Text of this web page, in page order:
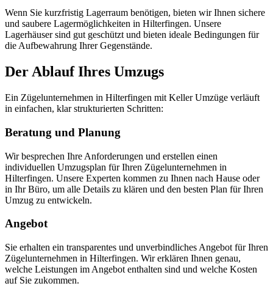
Wenn Sie kurzfristig Lagerraum benötigen, bieten wir Ihnen sichere
und saubere Lagermöglichkeiten in Hilterfingen. Unsere
Lagerhäuser sind gut geschützt und bieten ideale Bedingungen für
die Aufbewahrung Ihrer Gegenstände.
Der Ablauf Ihres Umzugs
Ein Zügelunternehmen in Hilterfingen mit Keller Umzüge verläuft
in einfachen, klar strukturierten Schritten:
Beratung und Planung
Wir besprechen Ihre Anforderungen und erstellen einen
individuellen Umzugsplan für Ihren Zügelunternehmen in
Hilterfingen. Unsere Experten kommen zu Ihnen nach Hause oder
in Ihr Büro, um alle Details zu klären und den besten Plan für Ihren
Umzug zu entwickeln.
Angebot
Sie erhalten ein transparentes und unverbindliches Angebot für Ihren
Zügelunternehmen in Hilterfingen. Wir erklären Ihnen genau,
welche Leistungen im Angebot enthalten sind und welche Kosten
auf Sie zukommen.